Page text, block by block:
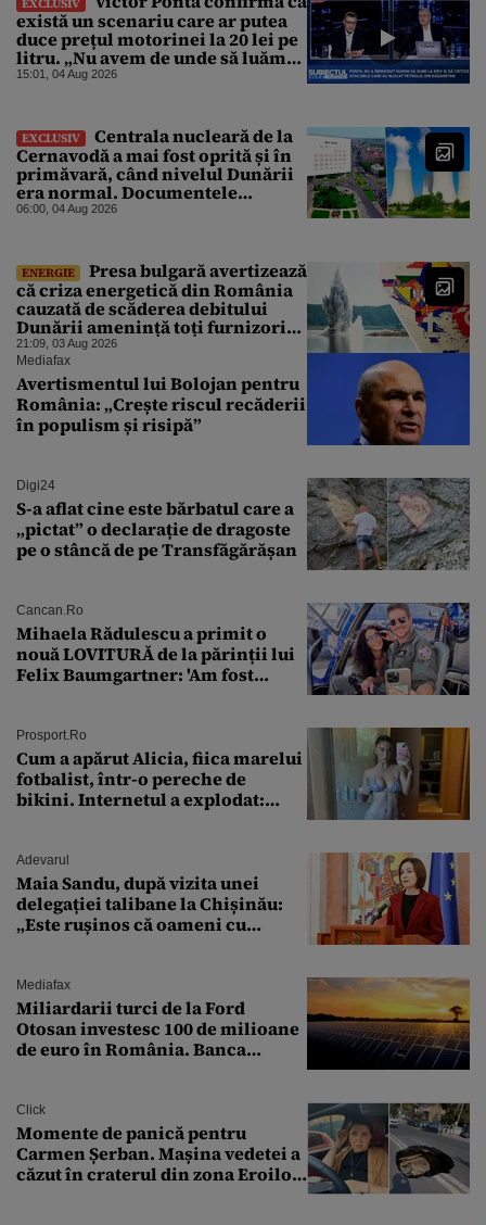
există un scenariu care ar putea
duce prețul motorinei la 20 lei pe
litru. „Nu avem de unde să luăm
petrol”
15:01, 04 Aug 2026
EXCLUSIV
Centrala nucleară de la
Cernavodă a mai fost oprită și în
primăvară, când nivelul Dunării
era normal. Documentele
descoperite de Gândul arată că
06:00, 04 Aug 2026
ENERGIE
Presa bulgară avertizează
că criza energetică din România
cauzată de scăderea debitului
Dunării amenință toți furnizorii
balcanici de electricitate
21:09, 03 Aug 2026
Mediafax
Avertismentul lui Bolojan pentru
România: „Crește riscul recăderii
în populism și risipă”
Digi24
S-a aflat cine este bărbatul care a
„pictat” o declarație de dragoste
pe o stâncă de pe Transfăgărășan
Cancan.ro
Mihaela Rădulescu a primit o
nouă LOVITURĂ de la părinții lui
Felix Baumgartner: 'Am fost
Prosport.ro
Cum a apărut Alicia, fiica marelui
fotbalist, într-o pereche de
bikini. Internetul a explodat:
Adevarul
Maia Sandu, după vizita unei
delegației talibane la Chișinău:
„Este rușinos că oameni cu
Mediafax
Miliardarii turci de la Ford
Otosan investesc 100 de milioane
de euro în România. Banca
Click
Momente de panică pentru
Carmen Șerban. Mașina vedetei a
căzut în craterul din zona Eroilor: